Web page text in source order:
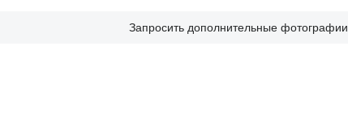
Запросить дополнительные фотографии